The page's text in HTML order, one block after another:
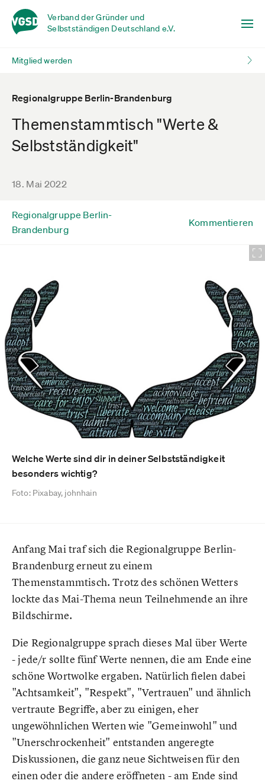
Verband der Gründer und
Selbstständigen Deutschland e.V.
Mitglied werden
Regionalgruppe Berlin-Brandenburg
Themenstammtisch "Werte &
Selbstständigkeit"
18. Mai 2022
Regionalgruppe Berlin-
Brandenburg
Kommentieren
Welche Werte sind dir in deiner Selbstständigkeit
besonders wichtig?
Foto: Pixabay, johnhain
Anfang Mai traf sich die Regionalgruppe Berlin-
Brandenburg erneut zu einem
Themenstammtisch. Trotz des schönen Wetters
lockte das Mai-Thema neun Teilnehmende an ihre
Bildschirme.
Die Regionalgruppe sprach dieses Mal über Werte
- jede/r sollte fünf Werte nennen, die am Ende eine
schöne Wortwolke ergaben. Natürlich fielen dabei
"Achtsamkeit", "Respekt", "Vertrauen" und ähnlich
vertraute Begriffe, aber zu einigen, eher
ungewöhnlichen Werten wie "Gemeinwohl" und
"Unerschrockenheit" entstanden angeregte
Diskussionen, die ganz neue Sichtweisen für den
einen oder die andere eröffneten - am Ende sind